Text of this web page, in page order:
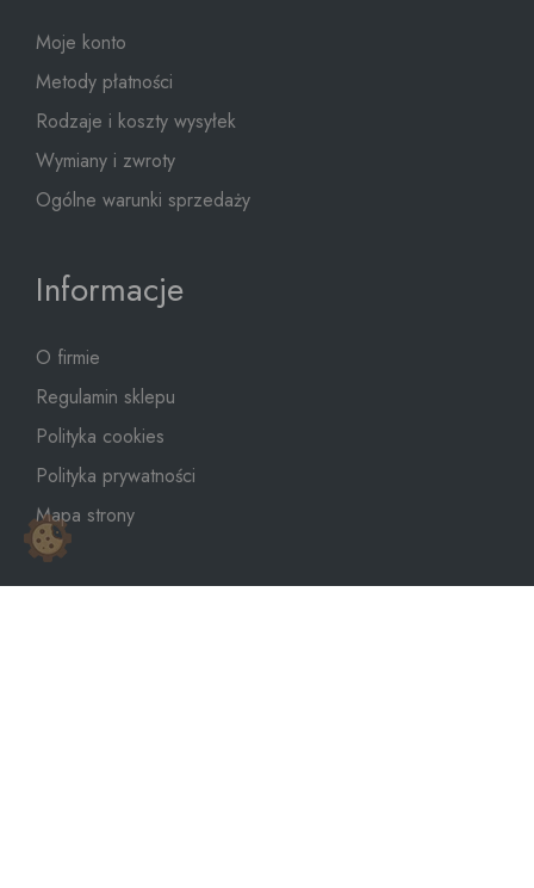
Moje konto
Metody płatności
Rodzaje i koszty wysyłek
Wymiany i zwroty
Ogólne warunki sprzedaży
Informacje
O firmie
Regulamin sklepu
Polityka cookies
Polityka prywatności
Mapa strony